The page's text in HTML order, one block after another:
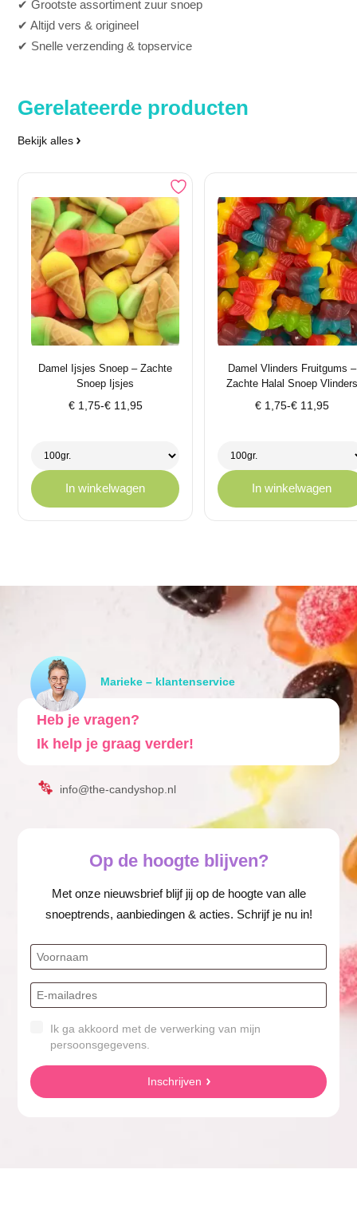
✔ Grootste assortiment zuur snoep
✔ Altijd vers & origineel
✔ Snelle verzending & topservice
Gerelateerde producten
Bekijk alles
Damel Ijsjes Snoep – Zachte
Snoep Ijsjes
€1,75-€11,95
Prijsklasse:
€ 11,95
In winkelwagen
Damel Vlinders Fruitgums –
Zachte Halal Snoep Vlinders
€1,75-€11,95
Prijsklasse:
€ 11,95
In winkelwagen
Marieke – klantenservice
Heb je vragen?
Ik help je graag verder!
info@the-candyshop.nl
Op de hoogte blijven?
Met onze nieuwsbrief blijf jij op de hoogte van alle
snoeptrends, aanbiedingen & acties. Schrijf je nu in!
Ik ga akkoord met de verwerking van mijn
persoonsgegevens.
Inschrijven